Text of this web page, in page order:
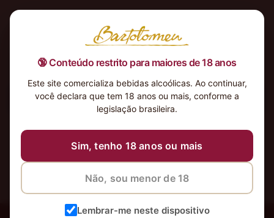
🔞 Conteúdo restrito para maiores de 18 anos
Este site comercializa bebidas alcoólicas. Ao continuar,
você declara que tem 18 anos ou mais, conforme a
legislação brasileira.
Sim, tenho 18 anos ou mais
Não, sou menor de 18
Lembrar-me neste dispositivo
Nenhum produto foi encontrado para a sua seleção.
‹ Meus Vinhos